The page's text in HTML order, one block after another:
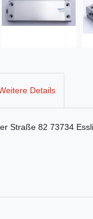
Details
Straße 82 73734